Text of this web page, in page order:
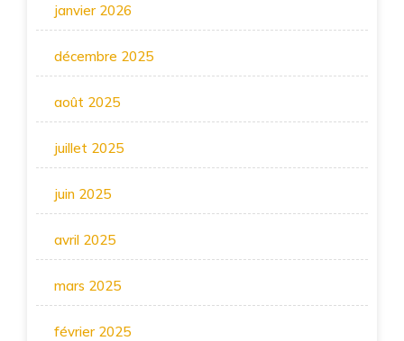
janvier 2026
décembre 2025
août 2025
juillet 2025
juin 2025
avril 2025
mars 2025
février 2025